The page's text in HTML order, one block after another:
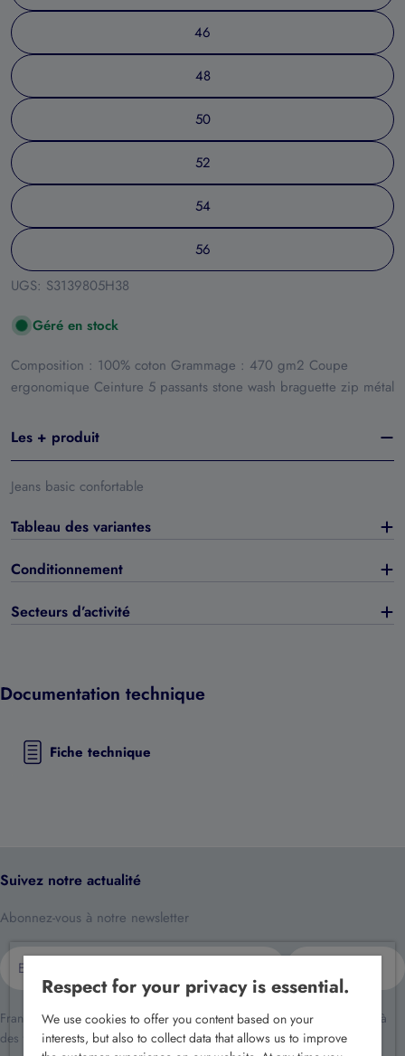
46
48
50
52
54
56
UGS: S3139805H38
Géré en stock
Composition : 100% coton Grammage : 470 gm2 Coupe
ergonomique Ceinture 5 passants stone wash braguette zip métal
Les + produit
Jeans basic confortable
Tableau des variantes
Conditionnement
Secteurs d’activité
Documentation technique
Fiche technique
Suivez notre actualité
Abonnez-vous à notre newsletter
mail
France Sécurité traite vos données dans le cadre de la relation client et à
des fins de prospection commerciale.
Respect for your privacy is essential.
We use cookies to offer you content based on your
interests, but also to collect data that allows us to improve